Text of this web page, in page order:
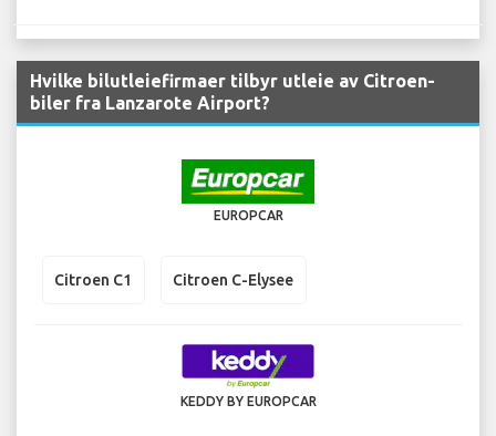
Hvilke bilutleiefirmaer tilbyr utleie av Citroen-
biler fra Lanzarote Airport?
EUROPCAR
Citroen C1 Citroen C-Elysee
KEDDY BY EUROPCAR